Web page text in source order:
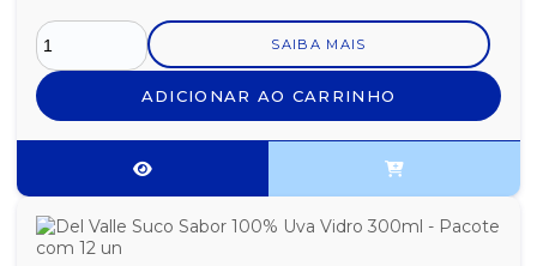
SAIBA MAIS
ADICIONAR AO CARRINHO